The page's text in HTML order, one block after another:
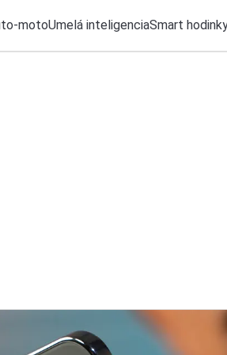
motoUmelá inteligenciaSmart